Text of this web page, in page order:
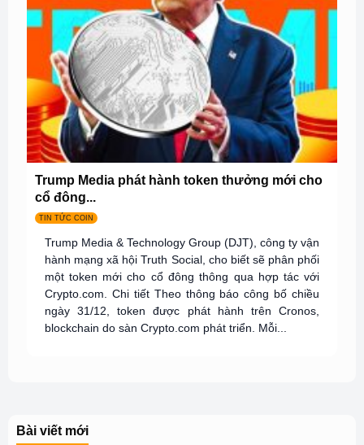
Trump Media phát hành token thưởng mới cho
cổ đông...
TIN TỨC COIN
Trump Media & Technology Group (DJT), công ty vận
hành mạng xã hội Truth Social, cho biết sẽ phân phối
một token mới cho cổ đông thông qua hợp tác với
Crypto.com. Chi tiết Theo thông báo công bố chiều
ngày 31/12, token được phát hành trên Cronos,
blockchain do sàn Crypto.com phát triển. Mỗi...
Bài viết mới